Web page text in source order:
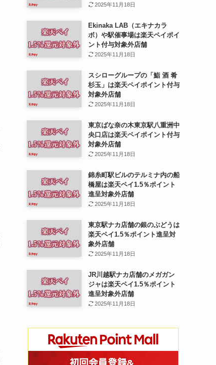
2025年11月18日
Ekinaka LAB（エキナカラ
ボ）や駅催事場は楽天ペイポイ
ント付与対象外店舗
2025年11月18日
スシローグループの「鮨 酒 肴
杉玉」は楽天ペイポイント付与
対象外店舗
2025年11月18日
東京ばな奈の木東京駅八重洲中
央口店は楽天ペイポイント付与
対象外店舗
2025年11月18日
錦糸町駅ビルのテルミナ内の船
橋屋は楽天ペイ1.5％ポイント
進呈対象外店舗
2025年11月18日
東京駅ナカ店舗の銀のぶどうは
楽天ペイ1.5％ポイント進呈対
象外店舗
2025年11月18日
JR川越駅ナカ店舗のメガガン
ジャは楽天ペイ1.5％ポイント
進呈対象外店舗
2025年11月18日